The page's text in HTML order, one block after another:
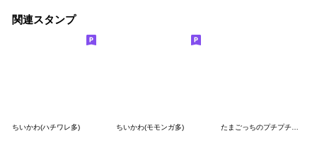
関連スタンプ
ちいかわ(ハチワレ多) ちいかわ(モモンガ多) たまごっちのプチプチおみせっち